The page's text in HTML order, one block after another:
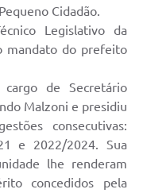
Cidadão.
Legislativo da
mandato do prefeito
de Secretário
Malzoni e presidiu
consecutivas:
e 2022/2024. Sua
lhe renderam
concedidos pela